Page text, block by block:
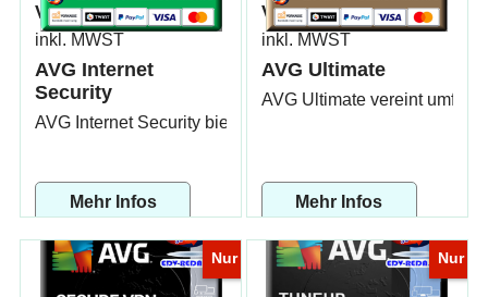
Von CHF 22.90
inkl. MWST
AVG Internet
Security
AVG Internet Security bietet einen leistungsstarken
Mehr Infos
Von CHF 27.90
inkl. MWST
AVG Ultimate
AVG Ultimate vereint
Mehr Infos
Nur Nur